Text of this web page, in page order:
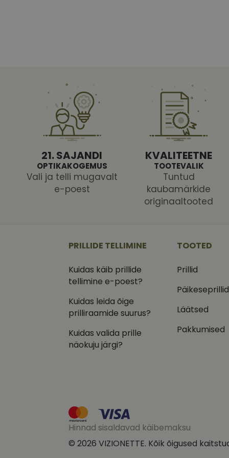
21. SAJANDI
OPTIKAKOGEMUS
Vali ja telli mugavalt
e-poest
KVALITEETNE
TOOTEVALIK
Tuntud
kaubamärkide
originaaltooted
PRILLIDE TELLIMINE
Kuidas käib prillide
tellimine e-poest?
Kuidas leida õige
prilliraamide suurus?
Kuidas valida prille
näokuju järgi?
TOOTED
Prillid
Päikeseprillid
Läätsed
Pakkumised
Hinnad sisaldavad käibemaksu
© 2026 VIZIONETTE. Kõik õigused
shipping_country
CookieScriptConsent
csrftoken
_ga_VQ82NFQ41G
__kla_id
test_cookie
_fbp